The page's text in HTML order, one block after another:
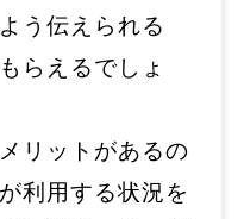
う伝えられる
らえるでしょ
リットがあるの
利用する状況を